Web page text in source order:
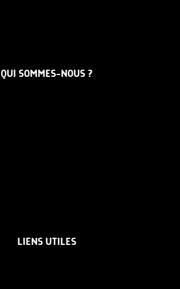
QUI SOMMES-NOUS ?
LIENS UTILES